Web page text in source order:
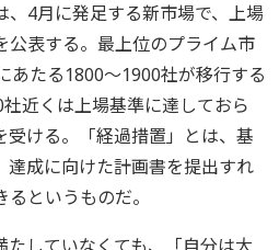
4月に発足する新市場で、上場
公表する。最上位のプライム市
あたる1800～1900社が移行する
近くは上場基準に達しておら
ける。「経過措置」とは、基
達成に向けた計画書を提出すれ
というものだ。